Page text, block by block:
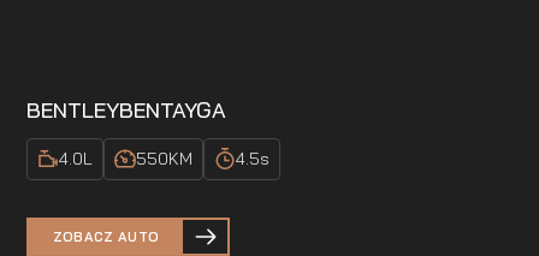
BENTLEYBENTAYGA
4.0L 550KM 4.5s
ZOBACZ AUTO